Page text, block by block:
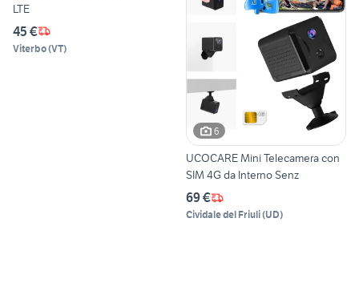
LTE
45 €
Viterbo(VT)
6
UCOCARE Mini Telecamera con
SIM 4G da Interno Senz
69 €
Cividale del Friuli(UD)